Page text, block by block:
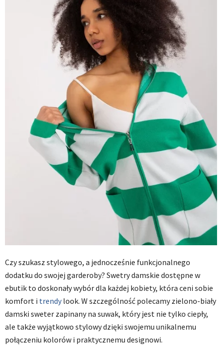
Czy szukasz stylowego, a jednocześnie funkcjonalnego
dodatku do swojej garderoby? Swetry damskie dostępne w
ebutik to doskonały wybór dla każdej kobiety, która ceni sobie
komfort i trendylook. W szczególność polecamy zielono-biały
damski sweter zapinany na suwak, który jest nie tylko ciepły,
ale także wyjątkowo stylowy dzięki swojemu unikalnemu
połączeniu kolorów i praktycznemu designowi.